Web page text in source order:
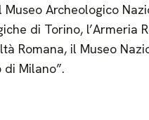
Museo Archeologico
di Torino, l’Armeria
Romana, il Museo
di Milano”.